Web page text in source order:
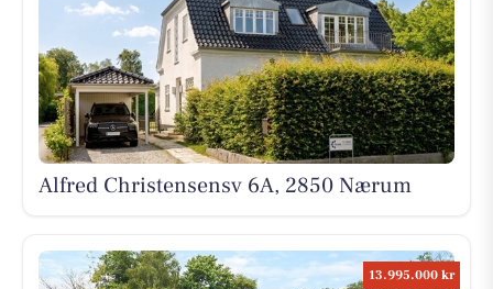
Alfred Christensensv 6A, 2850 Nærum
13.995.000 kr